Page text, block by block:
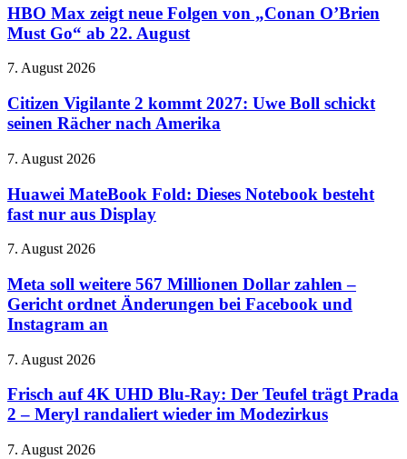
Donut
zeigt
neue
Folgen
„Conan
Must
Go“
22.
HBO Max zeigt neue Folgen von „Conan O’Brien
Must Go“ ab 22. August
Citizen
2
kommt
2027:
Boll
seinen
Rächer
Amerika
7. August 2026
Citizen Vigilante 2 kommt 2027: Uwe Boll schickt
seinen Rächer nach Amerika
Huawei
Fold:
Dieses
Notebook
fast
aus
Display
7. August 2026
Huawei MateBook Fold: Dieses Notebook besteht
fast nur aus Display
Meta
weitere
567
Millionen
Dollar
–
ordnet
Änderungen
Facebook
7. August 2026
Meta soll weitere 567 Millionen Dollar zahlen –
Gericht ordnet Änderungen bei Facebook und
Instagram an
Frisch
4K
UHD
Blu-
7. August 2026
Frisch auf 4K UHD Blu-Ray: Der Teufel trägt Prada
2 – Meryl randaliert wieder im Modezirkus
Squid
7. August 2026